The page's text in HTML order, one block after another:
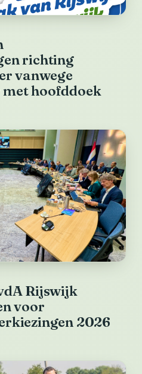
richting
vanwege
hoofddoek
Rijswijk
voor
2026